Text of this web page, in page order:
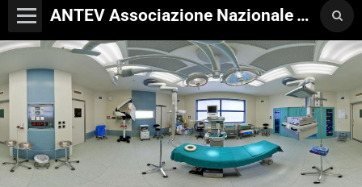
ANTEV Associazione Nazionale Tecnici Verificatori